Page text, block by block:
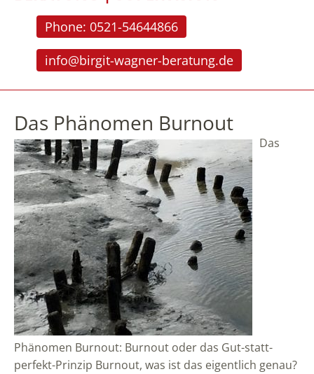
Phone: 0521-54644866
info@birgit-wagner-beratung.de
Das Phänomen Burnout
Das
Phänomen Burnout: Burnout oder das Gut-statt-
perfekt-Prinzip Burnout, was ist das eigentlich genau?